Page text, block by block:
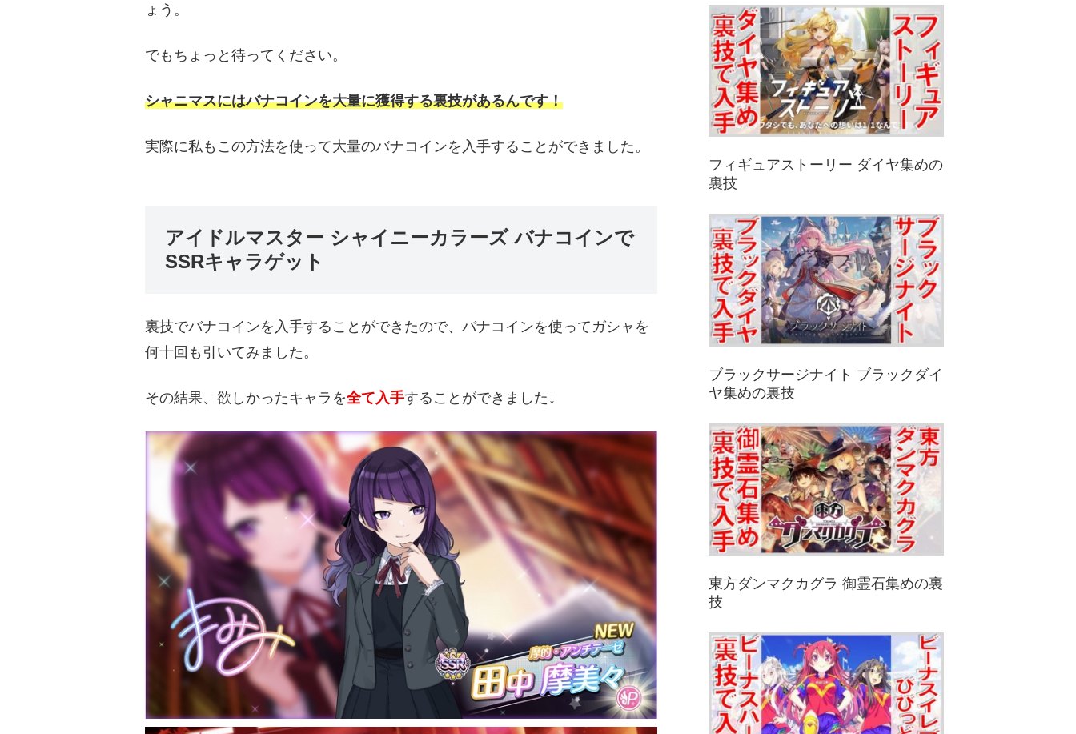
ょう。
でもちょっと待ってください。
シャニマスにはバナコインを大量に獲得する裏技があるんです！
実際に私もこの方法を使って大量のバナコインを入手することができました。
アイドルマスター シャイニーカラーズ バナコインで
SSRキャラゲット
裏技でバナコインを入手することができたので、 バナコインを使ってガシャを
何十回も引いてみました。
その結果、欲しかったキャラを全て入手することができました↓
フィギュアストーリー ダイヤ集めの
裏技
ブラックサージナイト ブラックダイ
ヤ集めの裏技
東方ダンマクカグラ 御霊石集めの裏
技